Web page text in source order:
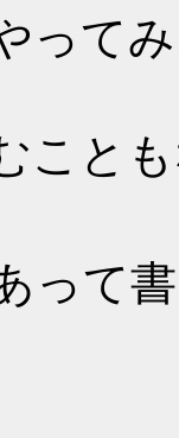
って
こと
って